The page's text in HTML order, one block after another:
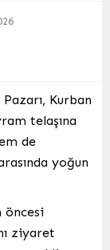
Pazarı, Kurban
telaşına
de
yoğun
öncesi
ziyaret